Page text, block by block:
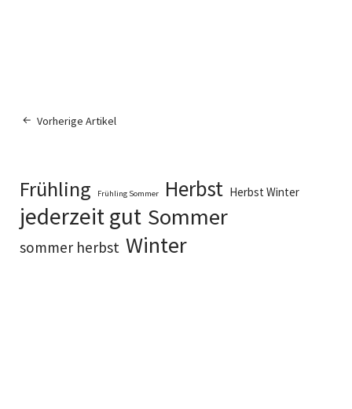
Vorherige Artikel
Frühling Frühling Sommer Herbst Herbst Winter
jederzeit gut Sommer
sommer herbst Winter